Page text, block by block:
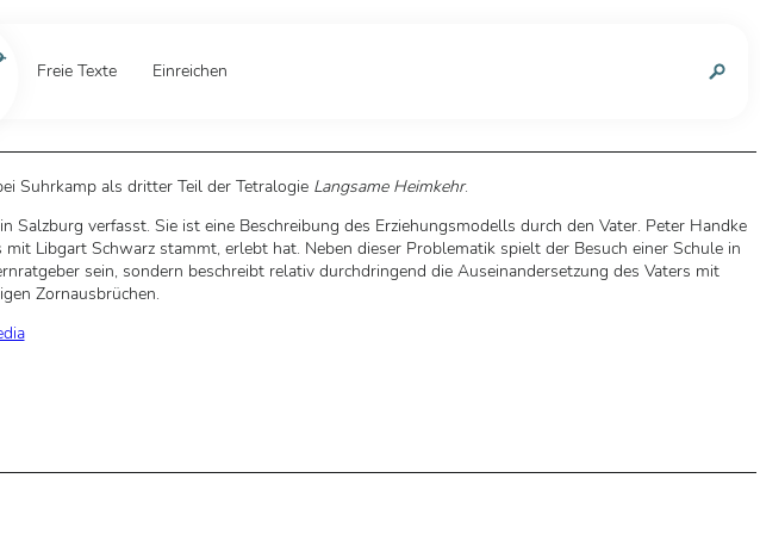
Freie Texte Einreichen
Suhrkamp als dritter Teil der Tetralogie Langsame Heimkehr.
verfasst. Sie ist eine Beschreibung des Erziehungsmodells durch den Vater. Peter Handke
Libgart Schwarz stammt, erlebt hat. Neben dieser Problematik spielt der Besuch einer Schule in
sein, sondern beschreibt relativ durchdringend die Auseinandersetzung des Vaters mit
Zornausbrüchen.